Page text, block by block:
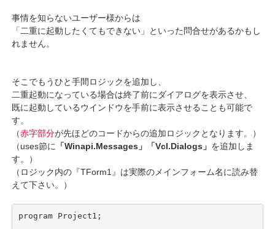
事情を知らないユーザー様からは
「二重に起動したくてもできない」といった問合せがあるかもし
れません。
そこでもうひと手間ロジックを追加し、
二重起動になっている場合は終了前にダイアログを表示させ、
既に起動しているウインドウを手前に表示させることも可能で
す。
（赤字部分が先ほどのコードからの追加ロジックとなります。）
（uses節に
「Winapi.Messages」「Vcl.Dialogs」 を追加しま
す。）
（ロジック内の『TForm1』は実際のメインフォーム名に読み替
えて下さい。）
program Project1;